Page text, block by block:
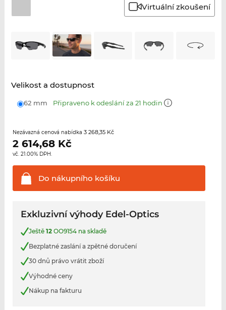
Virtuální zkoušení
Velikost a dostupnost
62 mm Připraveno k odeslání za 21 hodin
Nezávazná cenová nabídka 3 268,35 Kč
2 614,68Kč
vč. 21.00% DPH.
Do nákupního košíku
Exkluzivní výhody Edel-Optics
Ještě 12OO9154 na skladě
Bezplatné zaslání a zpětné doručení
30 dnů právo vrátit zboží
Výhodné ceny
Nákup na fakturu